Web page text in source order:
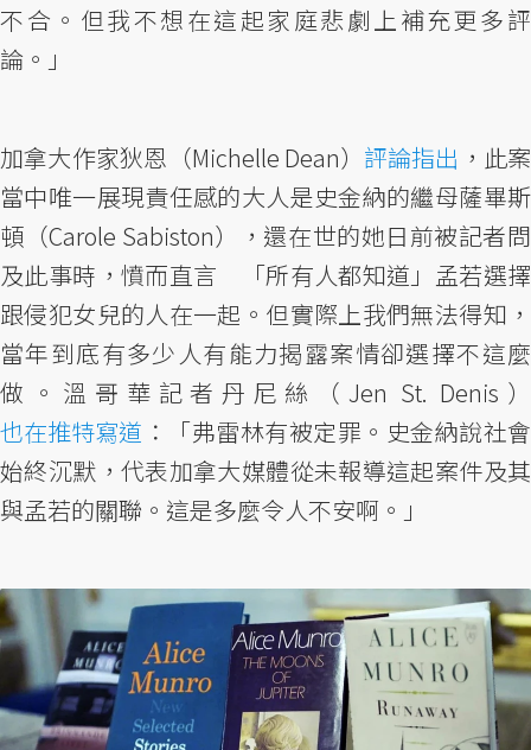
不合。但我不想在這起家庭悲劇上補充更多評
論。」
加拿大作家狄恩（Michelle Dean） 評論指出 ，此案
當中唯一展現責任感的大人是史金納的繼母薩畢斯
頓（Carole Sabiston），還在世的她日前被記者問
及此事時，憤而直言 「所有人都知道」孟若選擇
跟侵犯女兒的人在一起。但實際上我們無法得知，
當年到底有多少人有能力揭露案情卻選擇不這麼
做。溫哥華記者丹尼絲（Jen St. Denis）
也在推特寫道 ：「弗雷林有被定罪。史金納說社會
始終沉默，代表加拿大媒體從未報導這起案件及其
與孟若的關聯。這是多麼令人不安啊。」